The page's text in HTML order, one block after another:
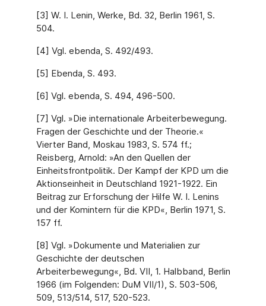
[3] W. I. Lenin, Werke, Bd. 32, Berlin 1961, S.
504.
[4] Vgl. ebenda, S. 492/493.
[5] Ebenda, S. 493.
[6] Vgl. ebenda, S. 494, 496-500.
[7] Vgl. »Die internationale Arbeiterbewegung.
Fragen der Geschichte und der Theorie.«
Vierter Band, Moskau 1983, S. 574 ff.;
Reisberg, Arnold: »An den Quellen der
Einheitsfrontpolitik. Der Kampf der KPD um die
Aktionseinheit in Deutschland 1921-1922. Ein
Beitrag zur Erforschung der Hilfe W. I. Lenins
und der Komintern für die KPD«, Berlin 1971, S.
157 ff.
[8] Vgl. »Dokumente und Materialien zur
Geschichte der deutschen
Arbeiterbewegung«, Bd. VII, 1. Halbband, Berlin
1966 (im Folgenden: DuM VII/1), S. 503-506,
509, 513/514, 517, 520-523.